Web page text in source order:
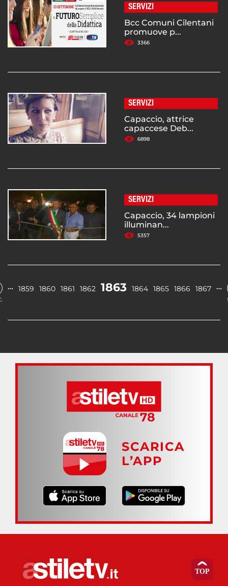
SERVIZI
Bcc Comuni Cilentani
promuove p...
3366
SERVIZI
Capaccio, attrice
capaccese Deb...
6898
SERVIZI
Capaccio, 34 lampioni
illuminan...
5357
… 1859 1860 1861 1862 1863 1864 1865 1866 1867 …
SCARICA
L’APP